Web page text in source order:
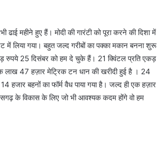
महीने हुए हैं। मोदी की गारंटी को पूरा करने की दिशा में
में लिया गया। बहुत जल्द गरीबों का पक्का मकान बनना शुरू
रुपये 25 दिसंबर को हम दे चुके हैं। 21 क्विंटल प्रति एकड़
लाख 47 हज़ार मेट्रिक टन धान की खरीदी हुई है । 24
बहनों का फॉर्म वैध पाया गया है। जल्द ही एक हज़ार
के विकास के लिए जो भी आवश्यक कदम होंगे वो हम